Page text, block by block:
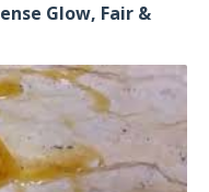
Glow, Fair &